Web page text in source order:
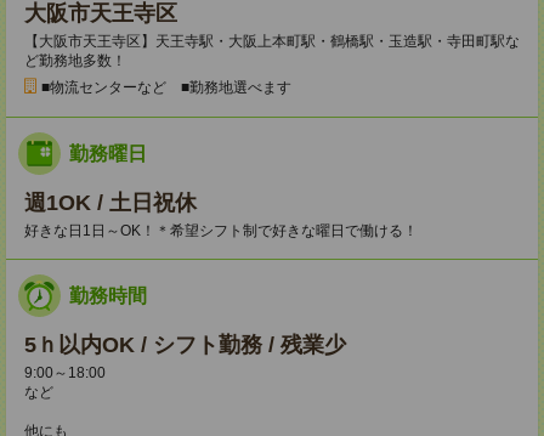
大阪市天王寺区
【大阪市天王寺区】天王寺駅・大阪上本町駅・鶴橋駅・玉造駅・寺田町駅な
ど勤務地多数！
■物流センターなど ■勤務地選べます
勤務曜日
週1OK / 土日祝休
好きな日1日～OK！＊希望シフト制で好きな曜日で働ける！
勤務時間
5ｈ以内OK / シフト勤務 / 残業少
9:00～18:00
など
他にも